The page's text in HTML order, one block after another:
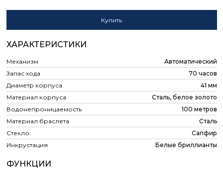
Купить
ХАРАКТЕРИСТИКИ
Механизм
Автоматический
Запас хода
70 часов
Диаметр корпуса
41 мм
Материал корпуса
Сталь, белое золото
Водонепроницаемость
100 метров
Материал браслета
Сталь
Стекло
Сапфир
Инкрустация
Белые бриллианты
ФУНКЦИИ